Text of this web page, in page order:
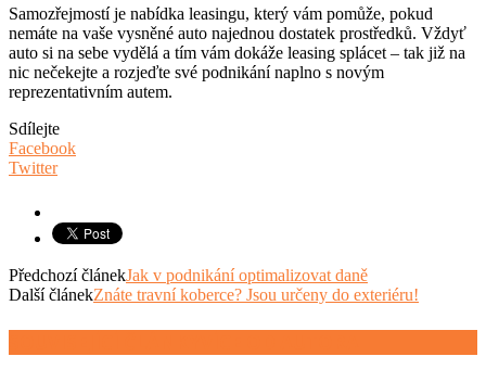
Samozřejmostí je nabídka leasingu, který vám pomůže, pokud
nemáte na vaše vysněné auto najednou dostatek prostředků. Vždyť
auto si na sebe vydělá a tím vám dokáže leasing splácet – tak již na
nic nečekejte a rozjeďte své podnikání naplno s novým
reprezentativním autem.
Sdílejte
Facebook
Twitter
Předchozí článekJak v podnikání optimalizovat daně
Další článekZnáte travní koberce? Jsou určeny do exteriéru!